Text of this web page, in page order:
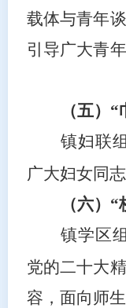
载体与青年
引导广大青
（五） “
镇妇联
广大妇女同
（六） “
镇学区
党的二十大
容，面向师